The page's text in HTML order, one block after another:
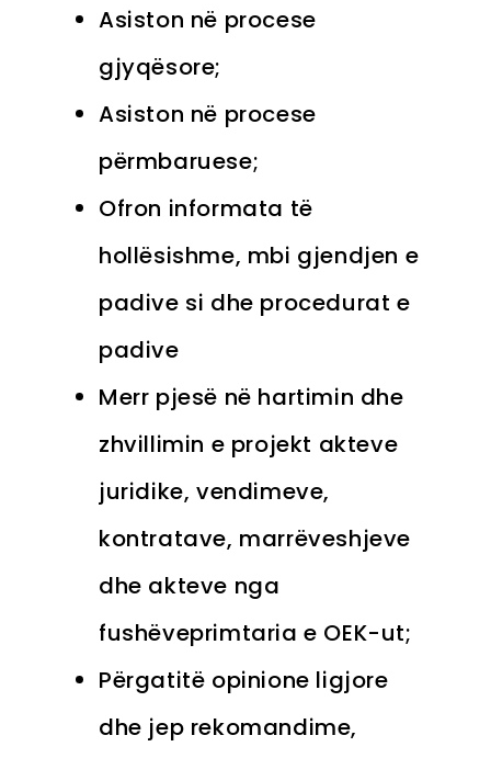
Asiston në procese
gjyqësore;
Asiston në procese
përmbaruese;
Ofron informata të
hollësishme, mbi gjendjen e
padive si dhe procedurat e
padive
Merr pjesë në hartimin dhe
zhvillimin e projekt akteve
juridike, vendimeve,
kontratave, marrëveshjeve
dhe akteve nga
fushëveprimtaria e OEK-ut;
Përgatitë opinione ligjore
dhe jep rekomandime,